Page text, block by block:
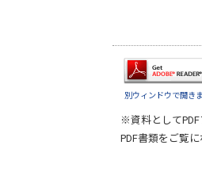
別ウィンドウで開き
※資料としてPDF
PDF書類をご覧に